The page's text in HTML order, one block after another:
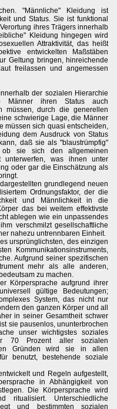
"Männliche" Kleidung ist
und Status. Sie ist funktional
ihres Trägers innerhalb
Kleidung hingegen wird
Attraktivität, das heißt
entwickelten Maßstäben
Geltung bringen, hinreichende
freilassen und angemessen
der sozialen Hierarchie
Männer ihren Status auch
müssen, durch die generellen
schwierige Lage, die Männer
müssen sich quasi entscheiden,
dem Ausdruck von Status
daß sie als "blaustrümpfig"
sie sich den allgemeinen
unterwerfen, was ihnen unter
oder gar die Einschätzung als
grundlegend neuen
Ordnungsfaktor, der die
und Männlichkeit in die
das bei weitem effektivste
ablegen wie ein unpassendes
verschmilzt gesellschaftliche
nahezu untrennbaren Einheit.
ursprünglichsten, des einzigen
Kommunikationsinstruments,
Aufgrund seiner spezifischen
mehr als alle anderen,
zu machen.
Körpersprache aufgrund ihrer
gültige Bedeutungen;
System, das nicht nur
den ganzen Körper und all
in seiner Gesamtheit schwer
sie pausenlos, ununterbrochen
unser wichtigstes soziales
70 Prozent aller sozialen
Gründen wird sie in allen
benutzt, bestehende soziale
und Regeln aufgestellt,
in Abhängigkeit von
Die Körpersprache wird
ritualisiert. Unterschiedliche
und bestimmten sozialen